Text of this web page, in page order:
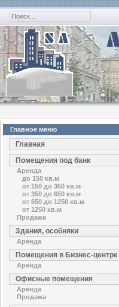
Главное меню
Главная
Помещения под банк
Аренда
до 150 кв.м
от 150 до 350 кв.м
от 350 до 650 кв.м
от 650 до 1250 кв.м
от 1250 кв.м
Продажа
Здания, особняки
Аренда
Помещения в Бизнес-центре
Аренда
Офисные помещения
Аренда
Продажа